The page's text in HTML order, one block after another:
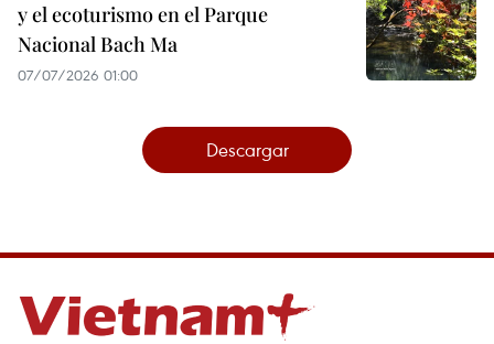
y el ecoturismo en el Parque
Nacional Bach Ma
07/07/2026 01:00
Descargar